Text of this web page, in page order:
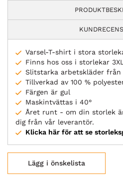
Varsel-T-shirt i stora
Finns hos oss i storlekar
Slitstarka arbetskläder från
Tillverkad av 100 %
Färgen är gul
Maskintvättas i 40°
Året runt - om din storlek
dig från vår leverantör.
Klicka här för att se
Lägg i önskelista